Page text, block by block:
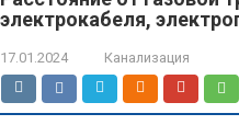
электрокабеля,
17.01.2024 Канализация